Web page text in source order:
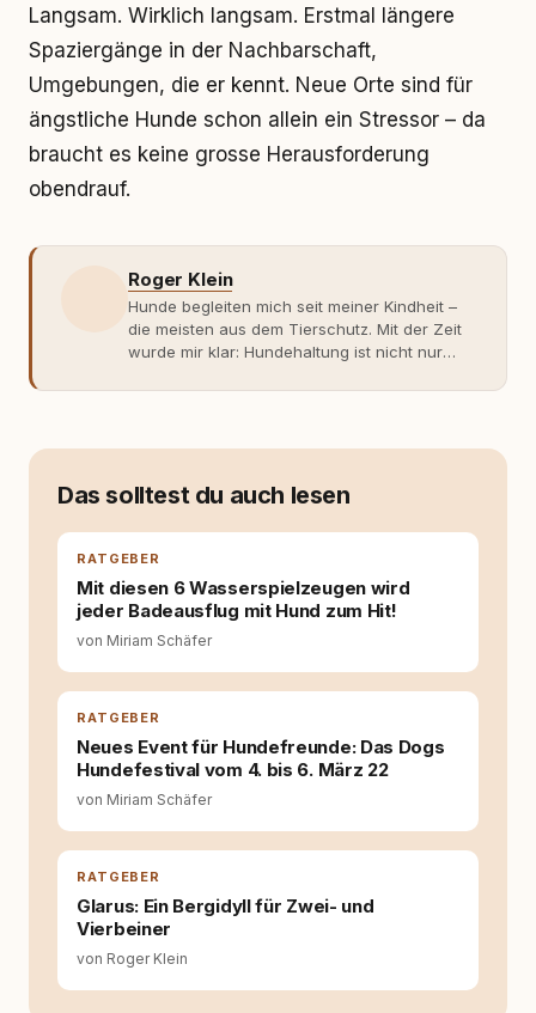
Langsam. Wirklich langsam. Erstmal längere
Spaziergänge in der Nachbarschaft,
Umgebungen, die er kennt. Neue Orte sind für
ängstliche Hunde schon allein ein Stressor – da
braucht es keine grosse Herausforderung
obendrauf.
Roger Klein
Hunde begleiten mich seit meiner Kindheit –
die meisten aus dem Tierschutz. Mit der Zeit
wurde mir klar: Hundehaltung ist nicht nur
Fachwissen. Der Wendepunkt kam mit meinem
moderner Hundeerziehung
entsteht echte Bindung dort, wo Verständnis
Wissen ersetzt – nicht umgekehrt. Aus dieser
Entwicklung entstand rundum.dog – ein
Wissens- und Serviceportal für
Hundehalter:innen in Deutschland, Österreich
und der Schweiz. Meine Überzeugung:
Tierschutz beginnt mit Wissen. Wer seinen
Hund versteht, trifft bessere Entscheidungen –
für ein Zusammenleben, das beiden guttut.
Das solltest du auch lesen
RATGEBER
Mit diesen 6 Wasserspielzeugen wird
jeder Badeausflug mit Hund zum Hit!
von Miriam Schäfer
RATGEBER
Neues Event für Hundefreunde: Das Dogs
Hundefestival vom 4. bis 6. März 22
von Miriam Schäfer
RATGEBER
Glarus: Ein Bergidyll für Zwei- und
Vierbeiner
von Roger Klein